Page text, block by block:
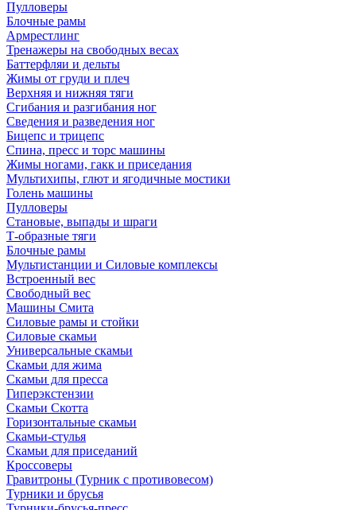
Пулловеры
Блочные рамы
Армрестлинг
Тренажеры на свободных весах
Баттерфляи и дельты
Жимы от груди и плеч
Верхняя и нижняя тяги
Сгибания и разгибания ног
Сведения и разведения ног
Бицепс и трицепс
Спина, пресс и торс машины
Жимы ногами, гакк и приседания
Мультихипы, глют и ягодичные мостики
Голень машины
Пулловеры
Становые, выпады и шраги
Т-образные тяги
Блочные рамы
Мультистанции и Силовые комплексы
Встроенный вес
Свободный вес
Машины Смита
Силовые рамы и стойки
Силовые скамьи
Универсальные скамьи
Скамьи для жима
Скамьи для пресса
Гиперэкстензии
Скамьи Скотта
Горизонтальные скамьи
Скамьи-стулья
Скамьи для приседаний
Кроссоверы
Гравитроны (Турник с противовесом)
Турники и брусья